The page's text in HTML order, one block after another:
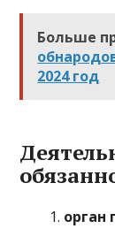
Больше
2024 год
орган